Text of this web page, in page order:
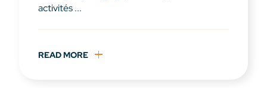
activités ...
READ MORE